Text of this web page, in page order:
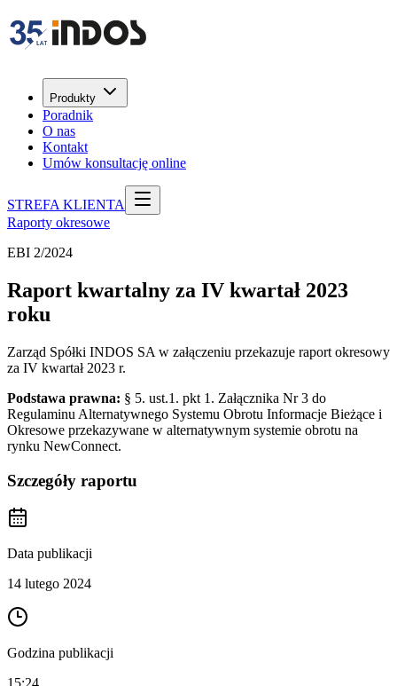
Produkty
Poradnik
O nas
Kontakt
Umów konsultację online
STREFA KLIENTA
Raporty okresowe
EBI 2/2024
Raport kwartalny za IV kwartał 2023
roku
Zarząd Spółki INDOS SA w załączeniu przekazuje raport okresowy
za IV kwartał 2023 r.
Podstawa prawna: § 5. ust.1. pkt 1. Załącznika Nr 3 do
Regulaminu Alternatywnego Systemu Obrotu Informacje Bieżące i
Okresowe przekazywane w alternatywnym systemie obrotu na
rynku NewConnect.
Szczegóły raportu
Data publikacji
14 lutego 2024
Godzina publikacji